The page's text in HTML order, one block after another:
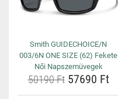
Smith GUIDECHOICE/N
003/6N ONE SIZE (62) Fekete
Női Napszemüvegek
50190 Ft57690 Ft